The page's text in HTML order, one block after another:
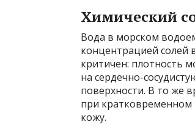
Химический
Вода в морском
концентрацией солей
критичен: плотность
на сердечно-
поверхности. В то же
при кратковременном
кожу.